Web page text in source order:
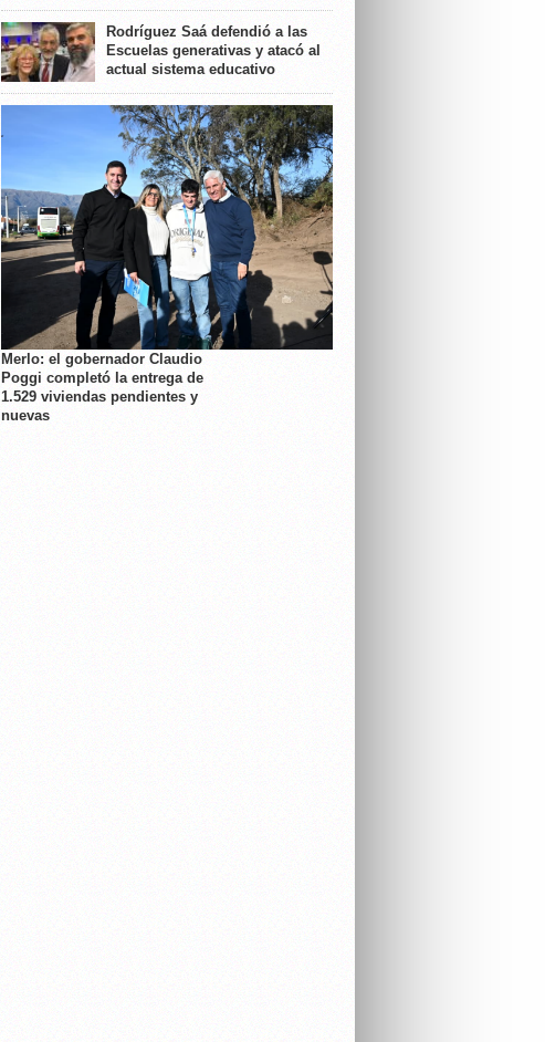
Rodríguez Saá defendió a las
Escuelas generativas y atacó al
actual sistema educativo
Merlo: el gobernador Claudio
Poggi completó la entrega de
1.529 viviendas pendientes y
nuevas